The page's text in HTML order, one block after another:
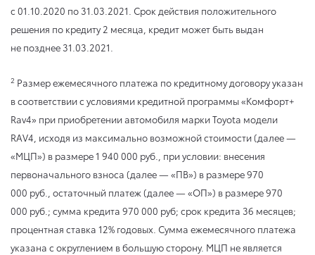
с 01.10.2020 по 31.03.2021 . Срок действия положительного
решения по кредиту 2 месяца, кредит может быть выдан
не позднее 31.03.2021.
2 Размер ежемесячного платежа по кредитному договору указан
в соответствии с условиями кредитной программы «Комфорт+
Rav4» при приобретении автомобиля марки Toyota модели
RAV4, исходя из максимально возможной стоимости (далее —
«МЦП») в размере 1 940 000 руб., при условии: внесения
первоначального взноса (далее — «ПВ») в размере 970
000 руб., остаточный платеж (далее — «ОП») в размере 970
000 руб.; сумма кредита 970 000 руб; срок кредита 36 месяцев;
процентная ставка 12% годовых. Сумма ежемесячного платежа
указана с округлением в большую сторону. МЦП не является